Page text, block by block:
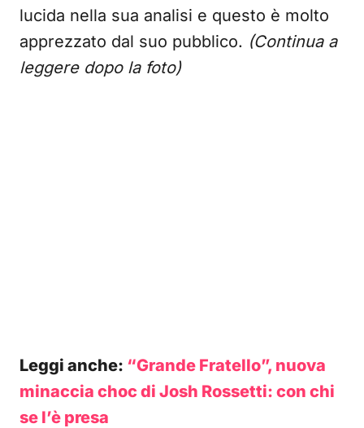
lucida nella sua analisi e questo è molto
apprezzato dal suo pubblico. (Continua a
leggere dopo la foto)
Leggi anche: “Grande Fratello”, nuova
minaccia choc di Josh Rossetti: con chi
se l’è presa